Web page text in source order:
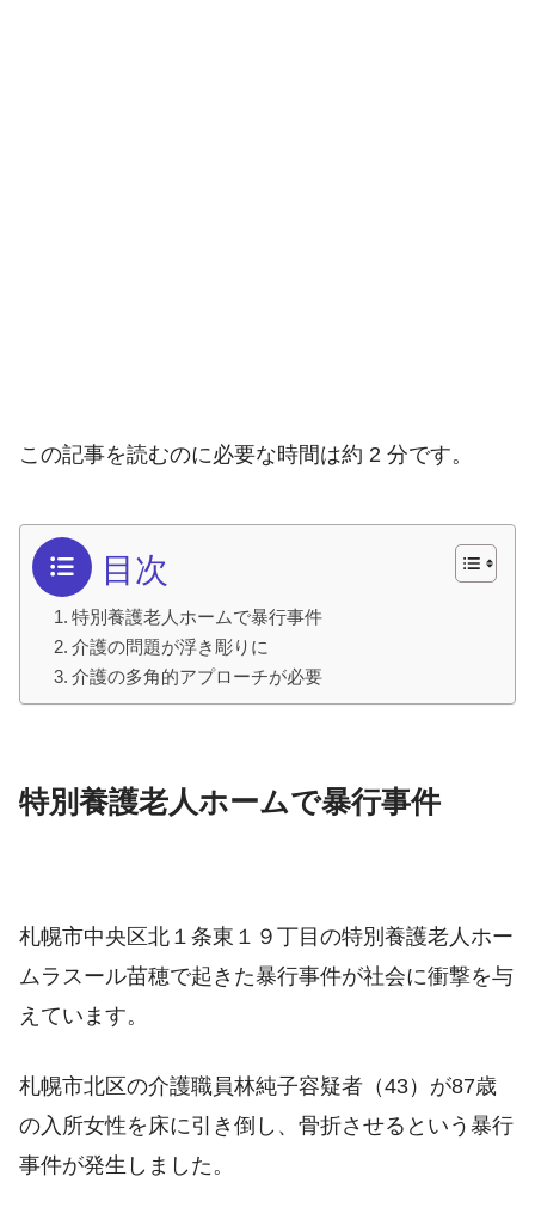
この記事を読むのに必要な時間は約 2 分です。
目次
特別養護老人ホームで暴行事件
介護の問題が浮き彫りに
介護の多角的アプローチが必要
特別養護老人ホームで暴行事件
札幌市中央区北１条東１９丁目の特別養護老人ホー
ムラスール苗穂で起きた暴行事件が社会に衝撃を与
えています。
札幌市北区の介護職員林純子容疑者（43）が87歳
の入所女性を床に引き倒し、骨折させるという暴行
事件が発生しました。